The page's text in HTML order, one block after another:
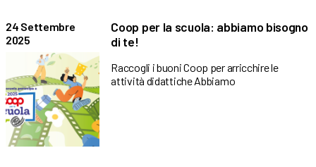
24 Settembre
2025
Coop per la scuola: abbiamo bisogno
di te!
Raccogli i buoni Coop per arricchire le
attività didattiche Abbiamo